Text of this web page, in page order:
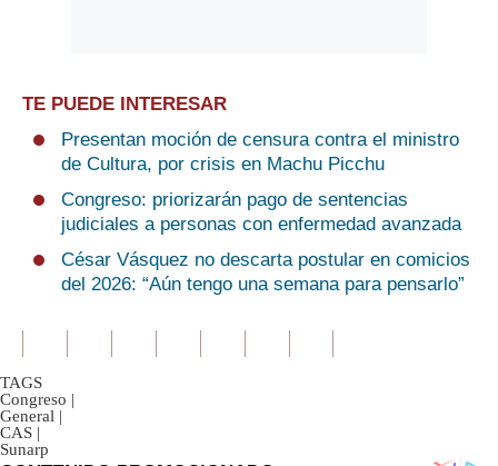
TE PUEDE INTERESAR
Presentan moción de censura contra el ministro
de Cultura, por crisis en Machu Picchu
Congreso: priorizarán pago de sentencias
judiciales a personas con enfermedad avanzada
César Vásquez no descarta postular en comicios
del 2026: “Aún tengo una semana para pensarlo”
TAGS
Congreso |
General |
CAS |
Sunarp